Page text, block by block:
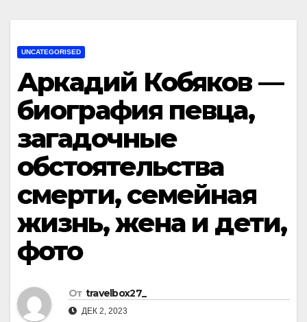
UNCATEGORISED
Аркадий Кобяков —
биография певца,
загадочные
обстоятельства
смерти, семейная
жизнь, жена и дети,
фото
От travelbox27_
ДЕК 2, 2023